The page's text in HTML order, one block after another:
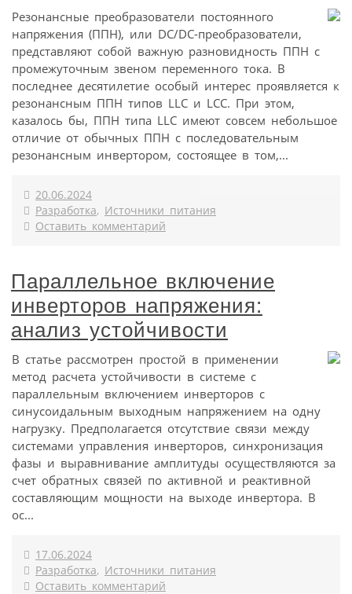
Резонансные преобразователи постоянного
напряжения (ППН), или DC/DC-преобразователи,
представляют собой важную разновидность ППН с
промежуточным звеном переменного тока. В
последнее десятилетие особый интерес проявляется к
резонансным ППН типов LLC и LCC. При этом,
казалось бы, ППН типа LLC имеют совсем небольшое
отличие от обычных ППН с последовательным
резонансным инвертором, состоящее в том,...
20.06.2024
Разработка, Источники питания
Оставить комментарий
Параллельное включение
инверторов напряжения:
анализ устойчивости
В статье рассмотрен простой в применении
метод расчета устойчивости в системе с
параллельным включением инверторов с
синусоидальным выходным напряжением на одну
нагрузку. Предполагается отсутствие связи между
системами управления инверторов, синхронизация
фазы и выравнивание амплитуды осуществляются за
счет обратных связей по активной и реактивной
составляющим мощности на выходе инвертора. В
ос...
17.06.2024
Разработка, Источники питания
Оставить комментарий